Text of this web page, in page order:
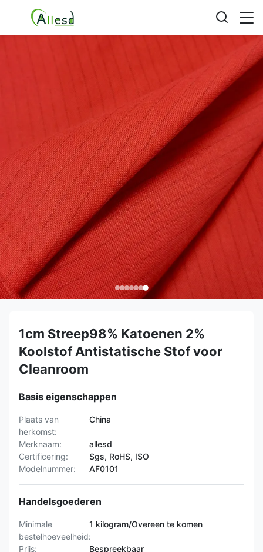
1cm Streep98% Katoenen 2%
Koolstof Antistatische Stof voor
Cleanroom
Basis eigenschappen
Plaats van
herkomst:
China
Merknaam:
allesd
Certificering:
Sgs, RoHS, ISO
Modelnummer:
AF0101
Handelsgoederen
Minimale
bestelhoeveelheid:
1 kilogram/Overeen te komen
Prijs:
Bespreekbaar